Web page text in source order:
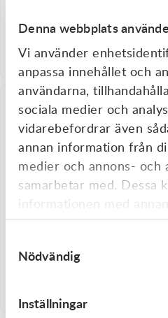
Denna webbplats
Vi använder
anpassa innehållet och
användarna,
sociala medier och
vidarebefordrar även
annan information från
medier och annons- och
samarbetar med. Dessa
informationen med
har tillhandahållit eller
Nödvändig
Inställningar
Silkolene Snow Comp 2 Semi-
synthetic 20L
2 150,00kr
Silkolene Snow Pro 2 Fully-
I lager